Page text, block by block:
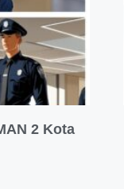
2 Kota